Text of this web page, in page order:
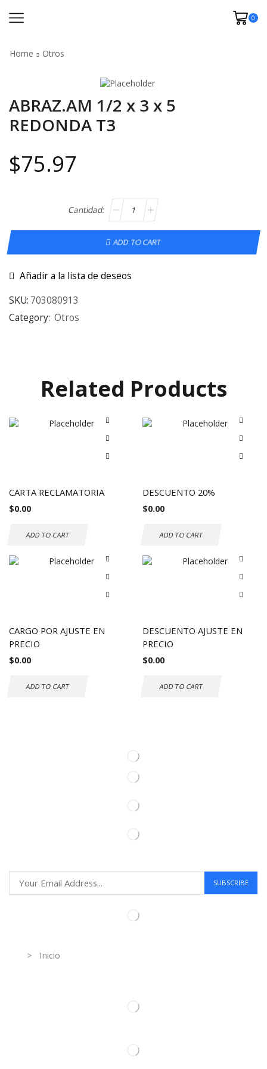
0
Home Otros
ABRAZ.AM 1/2 x 3 x 5
REDONDA T3
$75.97
ADD TO CART
Añadir a la lista de deseos
SKU: 703080913
Category: Otros
Related Products
CARTA RECLAMATORIA
$0.00
ADD TO CART
DESCUENTO 20%
$0.00
ADD TO CART
CARGO POR AJUSTE EN
PRECIO
$0.00
ADD TO CART
DESCUENTO AJUSTE EN
PRECIO
$0.00
ADD TO CART
> Inicio